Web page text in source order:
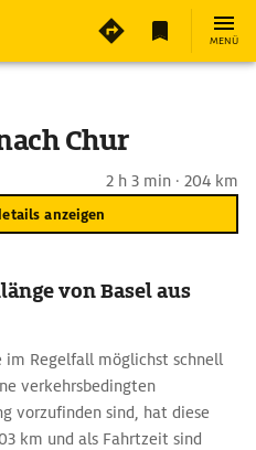
MENÜ
Chur
2 h 3 min · 204 km
anzeigen
von Basel aus
im Regelfall möglichst schnell
verkehrsbedingten
vorzufinden sind, hat diese
km und als Fahrtzeit sind